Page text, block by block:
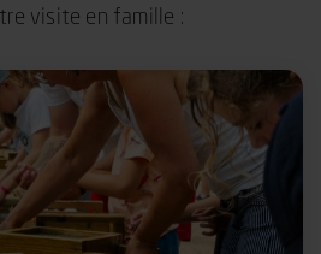
visite en famille :